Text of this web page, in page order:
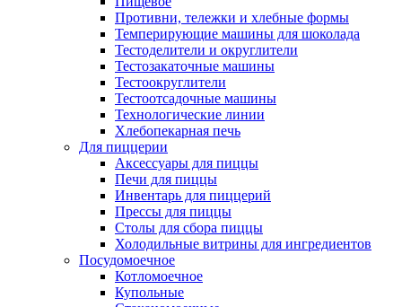
Противни, тележки и хлебные формы
Темперирующие машины для шоколада
Тестоделители и округлители
Тестозакаточные машины
Тестоокруглители
Тестоотсадочные машины
Технологические линии
Хлебопекарная печь
Для пиццерии
Аксессуары для пиццы
Печи для пиццы
Инвентарь для пиццерий
Прессы для пиццы
Столы для сбора пиццы
Холодильные витрины для ингредиентов
Посудомоечное
Котломоечное
Купольные